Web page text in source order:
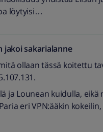
löytyisi…
jakoisakarialanne
ollaan tässä koitettu
ja Lounean kuidulla,
eri VPN:ääkin